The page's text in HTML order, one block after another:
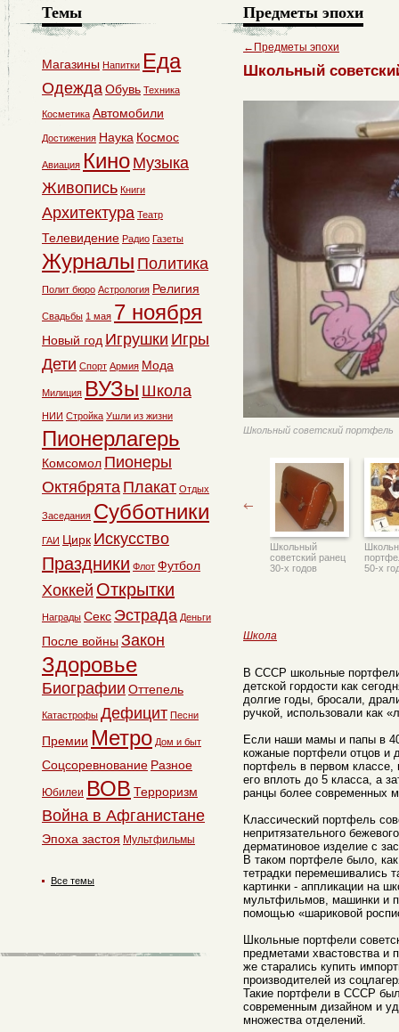
Предметы эпохи
← Предметы эпохи
Школьный
Школьный советский портфель
Школьный
советский ранец
30-х годов
50-х
Школа
В СССР школьные
детской гордости как
долгие годы, бросали,
ручкой, использовали как
Если наши мамы и папы в
кожаные портфели отцов и
портфель в первом классе,
его вплоть до 5 класса, а
ранцы более современных
Классический портфель
непритязательного
дерматиновое изделие с
В таком портфеле было,
тетрадки перемешивались
картинки - аппликации на
мультфильмов, машинки и
помощью «шариковой
Школьные портфели
предметами хвастовства и
же старались купить
производителей из
Такие портфели в СССР
современным дизайном и
множества отделений.
Темы
Магазины Напитки Еда
ОдеждаОбувь Техника
Косметика Автомобили
Достижения Наука Космос
Авиация Кино Музыка
Живопись Книги
Архитектура Театр
Телевидение Радио Газеты
Журналы Политика
Полит бюро Астрология Религия
Свадьбы 1 мая 7 ноября
Новый год Игрушки Игры
Дети Спорт Армия Мода
Милиция ВУЗы Школа
НИИ Стройка Ушли из жизни
Пионерлагерь
Комсомол Пионеры
Октябрята Плакат Отдых
Заседания Субботники
ГАИ Цирк Искусство
Праздники Флот Футбол
Хоккей Открытки
Награды Секс Эстрада Деньги
После войны Закон
Здоровье
Биографии Оттепель
Катастрофы Дефицит Песни
Премии Метро Дом и быт
Соцсоревнование Разное
Юбилеи ВОВ Терроризм
Война в Афганистане
Эпоха застоя Мультфильмы
Все темы